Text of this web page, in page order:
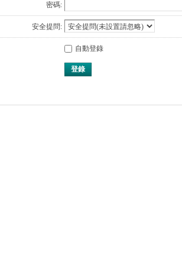
密碼:
安全提問:
自動登錄
登錄